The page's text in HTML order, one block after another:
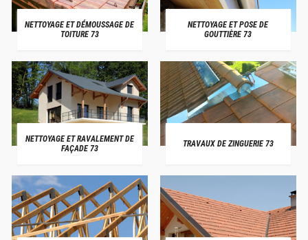
NETTOYAGE ET DÉMOUSSAGE DE
TOITURE 73
NETTOYAGE ET POSE DE
GOUTTIÈRE 73
NETTOYAGE ET RAVALEMENT DE
FAÇADE 73
TRAVAUX DE ZINGUERIE 73